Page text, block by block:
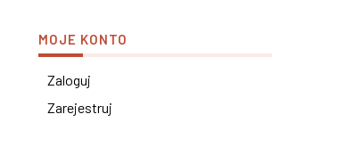
MOJE KONTO
Zaloguj
Zarejestruj